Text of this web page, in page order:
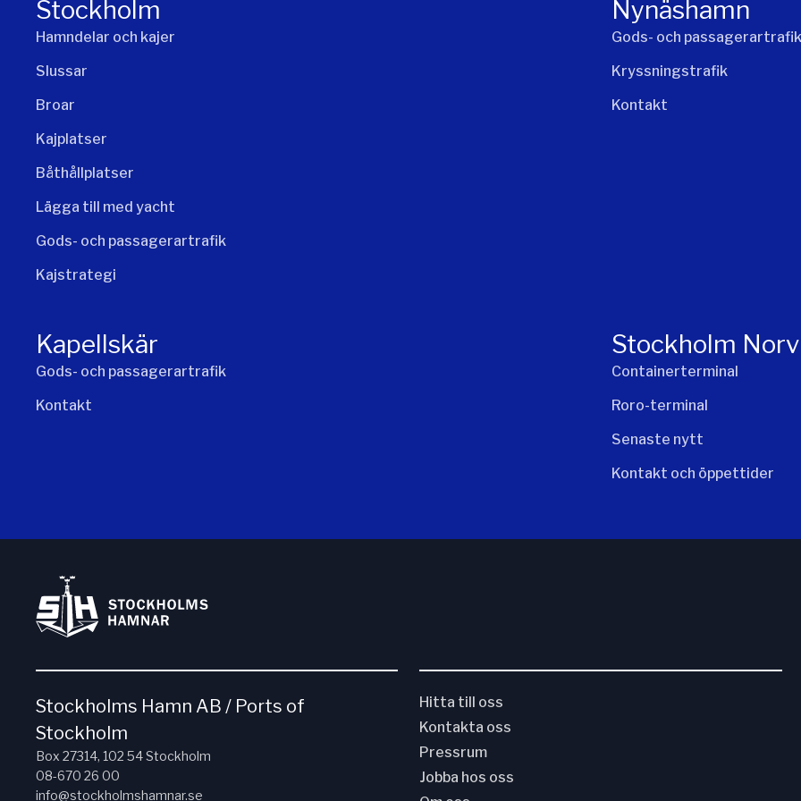
Stockholm
Hamndelar och kajer
Slussar
Broar
Kajplatser
Båthållplatser
Lägga till med yacht
Gods- och passagerartrafik
Kajstrategi
Nynäshamn
Gods- och passagerartrafik
Kryssningstrafik
Kontakt
Kapellskär
Gods- och passagerartrafik
Kontakt
Stockholm
Containerterminal
Roro-terminal
Senaste nytt
Kontakt och öppettider
Stockholms Hamn AB / Ports of
Stockholm
Box 27314, 102 54 Stockholm
08-670 26 00
info@stockholmshamnar.se
Hitta till oss
Kontakta oss
Pressrum
Jobba hos oss